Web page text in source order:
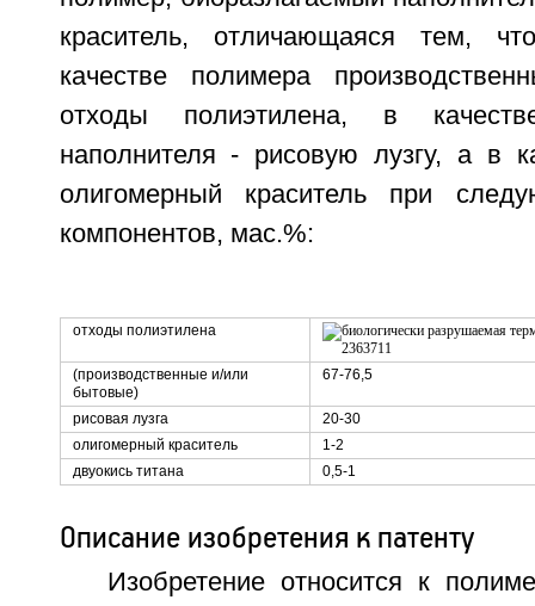
краситель, отличающаяся тем,
качестве полимера
отходы полиэтилена, в
наполнителя - рисовую лузгу, а в
олигомерный краситель при
компонентов, мас.%:
отходы полиэтилена
(производственные и/или
бытовые)
67-76,5
рисовая лузга
20-30
олигомерный краситель
1-2
двуокись титана
0,5-1
Описание изобретения к патенту
Изобретение относится к